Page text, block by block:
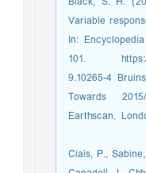
Variable
losers.‏ In:
101. https://
9.10265-4
Towards
Earthscan,
Ciais, P.,